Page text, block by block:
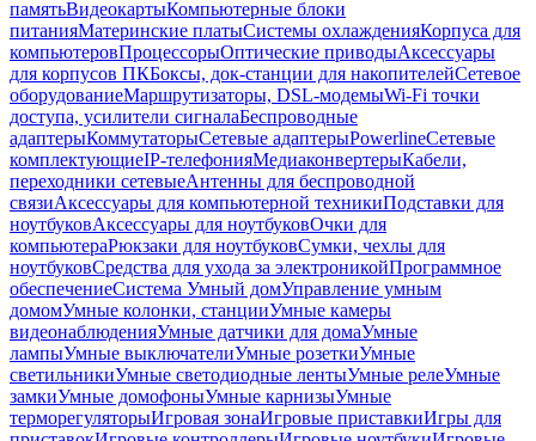
памятьВидеокартыКомпьютерные блоки
питанияМатеринские платыСистемы охлажденияКорпуса для
компьютеровПроцессорыОптические приводыАксессуары
для корпусов ПКБоксы, док-станции для накопителейСетевое
оборудованиеМаршрутизаторы, DSL-модемыWi-Fi точки
доступа, усилители сигналаБеспроводные
адаптерыКоммутаторыСетевые адаптерыPowerlineСетевые
комплектующиеIP-телефонияМедиаконвертерыКабели,
переходники сетевыеАнтенны для беспроводной
связиАксессуары для компьютерной техникиПодставки для
ноутбуковАксессуары для ноутбуковОчки для
компьютераРюкзаки для ноутбуковСумки, чехлы для
ноутбуковСредства для ухода за электроникойПрограммное
обеспечениеСистема Умный домУправление умным
домомУмные колонки, станцииУмные камеры
видеонаблюденияУмные датчики для домаУмные
лампыУмные выключателиУмные розеткиУмные
светильникиУмные светодиодные лентыУмные релеУмные
замкиУмные домофоныУмные карнизыУмные
терморегуляторыИгровая зонаИгровые приставкиИгры для